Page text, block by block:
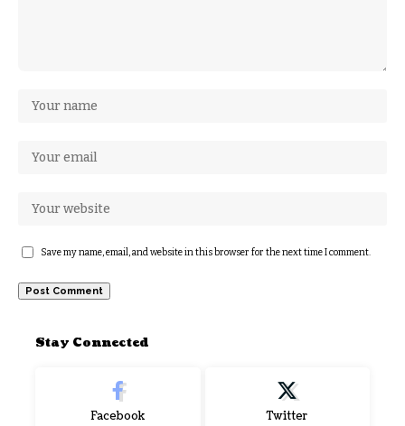
Save my name, email, and website in this browser for the next time I comment.
Stay Connected
Facebook Twitter